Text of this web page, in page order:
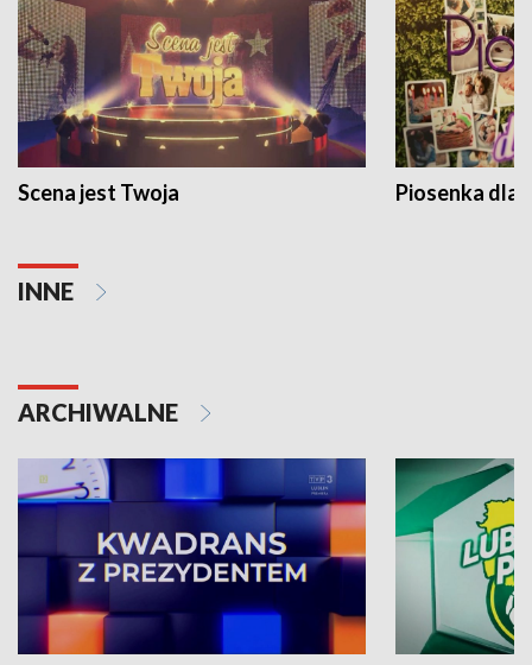
Scena jest Twoja Piosenka dla
INNE
ARCHIWALNE